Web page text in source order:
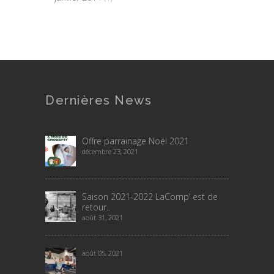
Dernières News
Offre parrainage Noël 2021
décembre 23, 2021
Saison 2021-2022 LaComp’ est de
retour..
août 31, 2021
août 05, 2021